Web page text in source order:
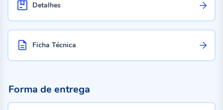
Detalhes
Ficha Técnica
Forma de entrega